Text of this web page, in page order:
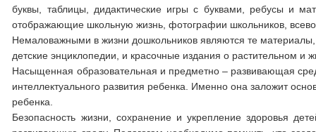
буквы, таблицы, дидактические игры с буквами, ребусы и
отображающие школьную жизнь, фотографии школьников,
Немаловажными в жизни дошкольников являются те
детские энциклопедии, и красочные издания о растительном
Насыщенная образовательная и предметно – развивающая
интеллектуального развития ребенка. Именно она заложит
ребенка.
Безопасность жизни, сохранение и укрепление здоровья